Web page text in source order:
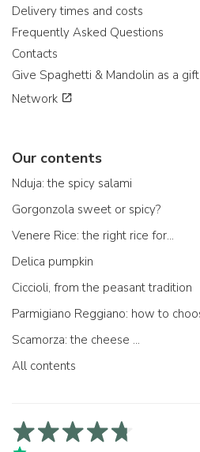
Delivery times and costs
Frequently Asked Questions
Contacts
Give Spaghetti & Mandolin as a gift
Network
Our contents
Nduja: the spicy salami
Gorgonzola sweet or spicy?
Venere Rice: the right rice for...
Delica pumpkin
Ciccioli, from the peasant tradition
Scamorza: the cheese ...
All contents